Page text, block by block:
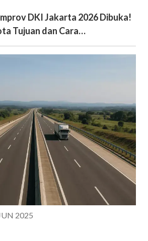
DKI Jakarta 2026 Dibuka!
Tujuan dan Cara
2025